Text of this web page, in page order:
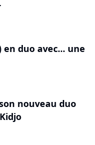
en duo avec... une
nouveau duo